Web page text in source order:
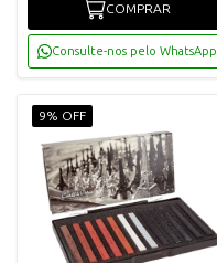
COMPRAR
Consulte-nos pelo WhatsApp
9% OFF